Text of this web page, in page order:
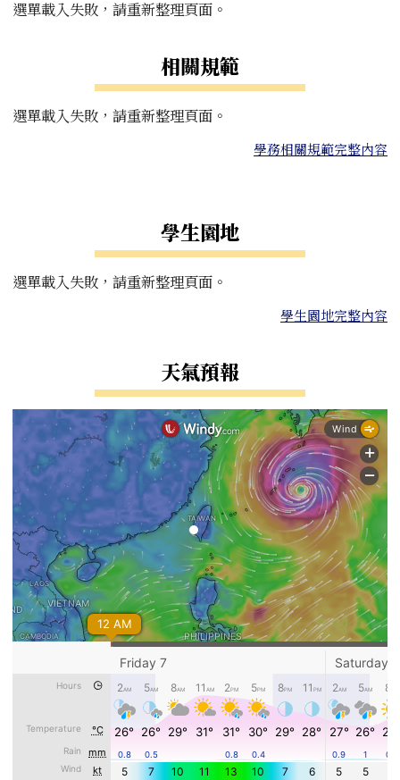
選單載入失敗，請重新整理頁面。
相關規範
選單載入失敗，請重新整理頁面。
學務相關規範完整內容
學生園地
選單載入失敗，請重新整理頁面。
學生園地完整內容
天氣預報